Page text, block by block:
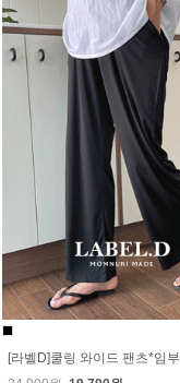
[라벨D]쿨링 와이드 팬츠*임